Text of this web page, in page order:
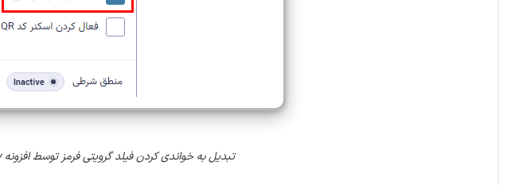
تبدیل به خواندی کردن فیلد گرویتی فرمز توسط افزونه Gravity Perks Read Only